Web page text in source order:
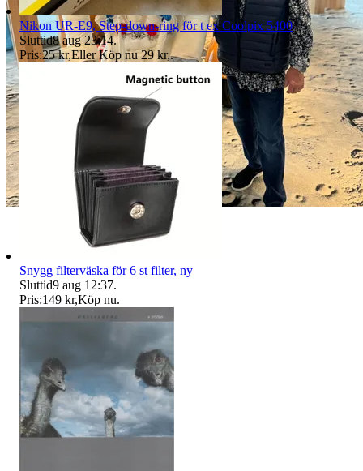
Nikon UR-E9, Step-down-ring för t ex Coolpix 5400
Sluttid8 aug 23:14.
Pris:25 kr,Eller Köp nu 29 kr,.
Snygg filterväska för 6 st filter, ny
Sluttid9 aug 12:37.
Pris:149 kr,Köp nu.